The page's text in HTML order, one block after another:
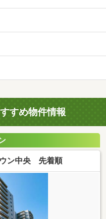
すめ物件情報
ン中央 先着順